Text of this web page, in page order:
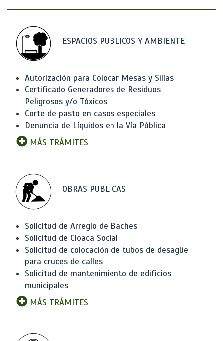
ESPACIOS PUBLICOS Y AMBIENTE
Autorización para Colocar Mesas y Sillas
Certificado Generadores de Residuos
Peligrosos y/o Tóxicos
Corte de pasto en casos especiales
Denuncia de Líquidos en la Vía Pública
MÁS TRÁMITES
OBRAS PUBLICAS
Solicitud de Arreglo de Baches
Solicitud de Cloaca Social
Solicitud de colocación de tubos de desagüe
para cruces de calles
Solicitud de mantenimiento de edificios
municipales
MÁS TRÁMITES